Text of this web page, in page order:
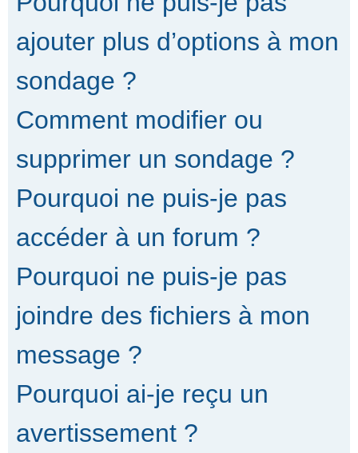
ajouter plus d’options à mon
sondage ?
Comment modifier ou
supprimer un sondage ?
Pourquoi ne puis-je pas
accéder à un forum ?
Pourquoi ne puis-je pas
joindre des fichiers à mon
message ?
Pourquoi ai-je reçu un
avertissement ?